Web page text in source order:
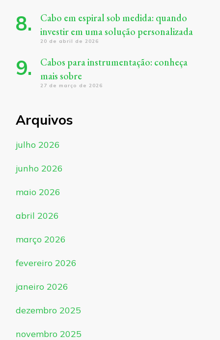
Cabo em espiral sob medida: quando
investir em uma solução personalizada
20 de abril de 2026
Cabos para instrumentação: conheça
mais sobre
27 de março de 2026
Arquivos
julho 2026
junho 2026
maio 2026
abril 2026
março 2026
fevereiro 2026
janeiro 2026
dezembro 2025
novembro 2025